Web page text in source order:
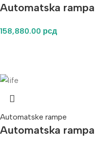
Automatska rampa
158,880.00 рсд
Automatske rampe
Automatska